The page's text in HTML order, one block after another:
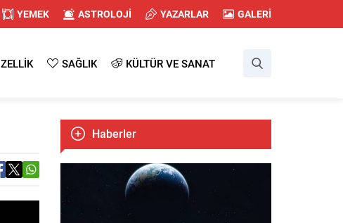
YEMEK ASTROLOJİ YAZARLAR GALERİ
SAĞLIK KÜLTÜR VE SANAT
Haberler